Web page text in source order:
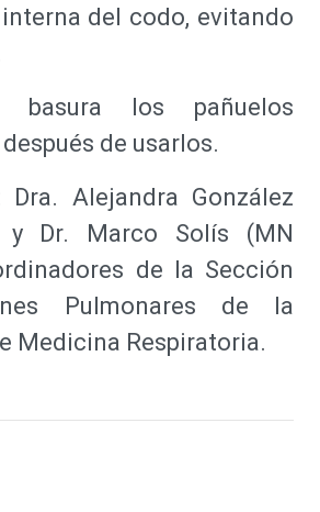
del codo, evitando
los pañuelos
de usarlos.
Dra. Alejandra González
y Dr. Marco Solís (MN
de la Sección
Pulmonares de la
Medicina Respiratoria.